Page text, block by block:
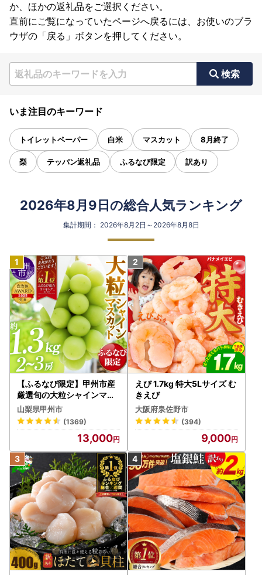
か、ほかの返礼品をご選択ください。
直前にご覧になっていたページへ戻るには、お使いのブラ
ウザの「戻る」ボタンを押してください。
検索
いま注目のキーワード
トイレットペーパー 白米 マスカット 8月終了
梨 テッパン返礼品 ふるなび限定 訳あり
2026年8月9日の総合人気ランキング
集計期間： 2026年8月2日～2026年8月8日
【ふるなび限定】甲州市産
厳選旬の大粒シャインマス
カット 約1.3kg 2～3房【2
026年発送】（MG）B12-
472 FN-Limited-VO シャ
インマスカット フルーツ
山梨県甲州市
(1369)
13,000
えび 1.7kg 特大5Lサイズ む
きえび
大阪府泉佐野市
(394)
9,000